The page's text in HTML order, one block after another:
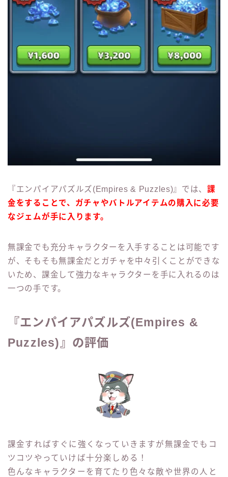
『エンパイアパズルズ(Empires & Puzzles)』では、課
金をすることで、ガチャやバトルアイテムの購入に必要
なジェムが手に入ります。
無課金でも充分キャラクターを入手することは可能です
が、そもそも無課金だとガチャを中々引くことができな
いため、課金して強力なキャラクターを手に入れるのは
一つの手です。
『エンパイアパズルズ(Empires &
Puzzles)』の評価
課金すればすぐに強くなっていきますが無課金でもコ
ツコツやっていけば十分楽しめる！
色んなキャラクターを育てたり色々な敵や世界の人と